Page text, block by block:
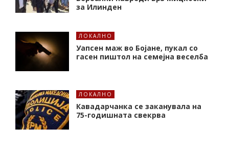
за Илинден
ЛОКАЛНО
Уапсен маж во Бојане, пукал со
гасен пиштол на семејна веселба
ЛОКАЛНО
Кавадарчанка се заканувала на
75-годишната свекрва